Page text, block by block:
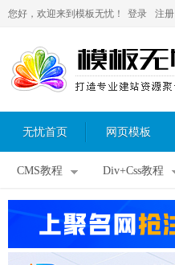
您好，欢迎来到模板无忧！ 登录 注册
无忧首页 网页模板
CMS教程 Div+Css教程